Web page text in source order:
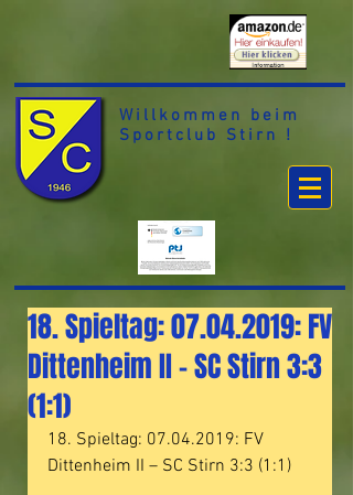
Willkommen beim
Sportclub Stirn !
18. Spieltag: 07.04.2019: FV
Dittenheim II – SC Stirn 3:3
(1:1)
18. Spieltag: 07.04.2019: FV
Dittenheim II – SC Stirn 3:3 (1:1)